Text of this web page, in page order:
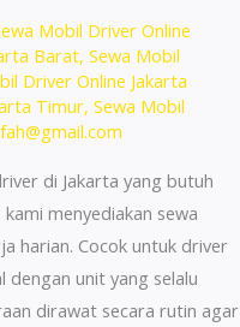
Mobil Driver Online
Barat, Sewa Mobil
Driver Online Jakarta
Timur, Sewa Mobil
di Jakarta yang butuh
menyediakan sewa
harian. Cocok untuk driver
dengan unit yang selalu
dirawat secara rutin agar